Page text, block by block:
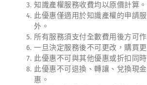
知識產權服務收費均以原價計算。
此優惠僅適用於知識產權的申請
外。
所有服務須支付全數費用後方可作
一旦決定服務後不可更改，購買
此優惠不可與其他優惠或折扣同時
此優惠不可退換、轉讓、兌換現
惠。